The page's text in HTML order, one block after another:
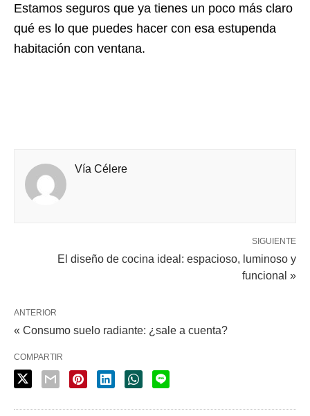
Estamos seguros que ya tienes un poco más claro
qué es lo que puedes hacer con esa estupenda
habitación con ventana.
Vía Célere
SIGUIENTE
El diseño de cocina ideal: espacioso, luminoso y
funcional »
ANTERIOR
« Consumo suelo radiante: ¿sale a cuenta?
COMPARTIR